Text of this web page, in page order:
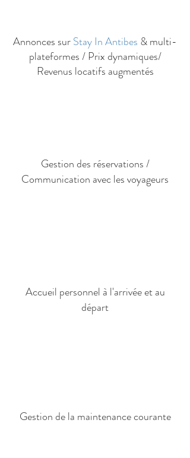
Annonces surStay In Antibes & multi-
plateformes / Prix dynamiques/
Revenus locatifs augmentés
Gestion des réservations /
Communication avec les voyageurs
Accueil personnel à l'arrivée et au
départ
Gestion de la maintenance courante